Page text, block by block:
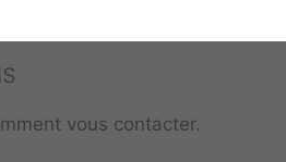
vous contacter.